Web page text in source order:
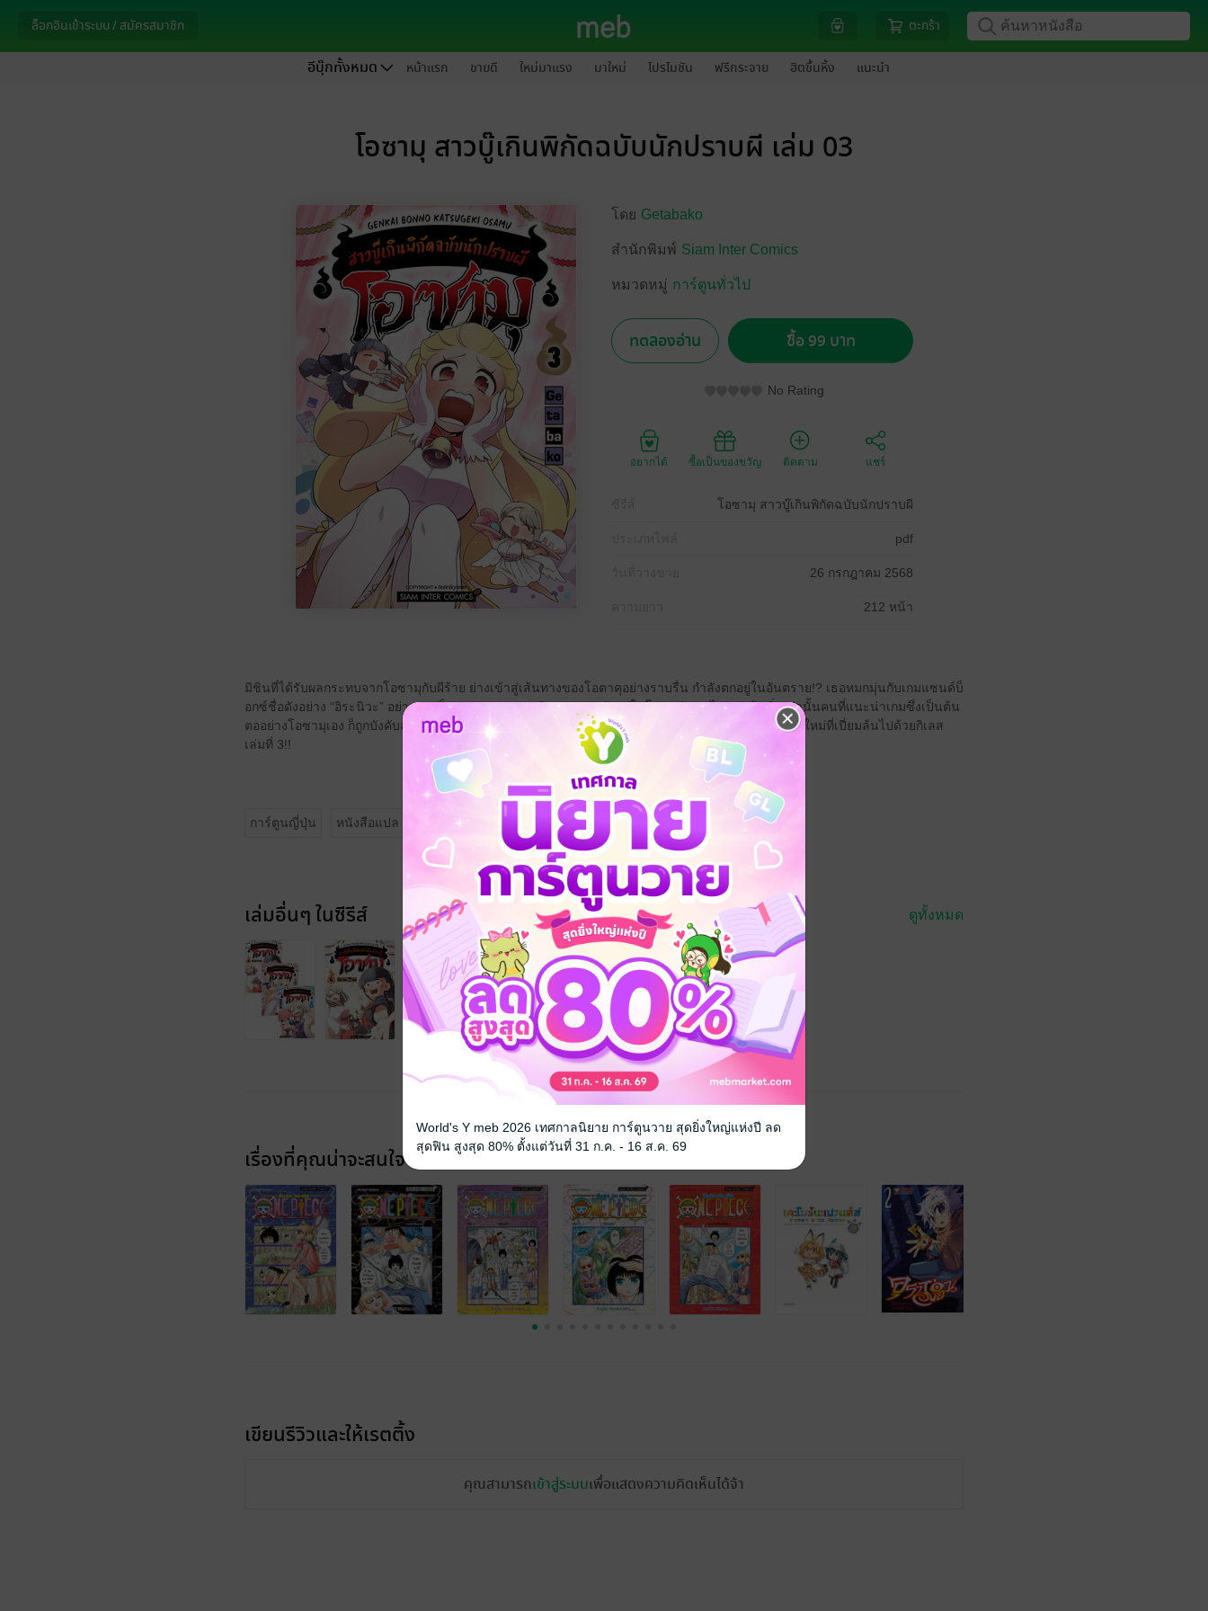
ล็อกอินเข้าระบบ / สมัครสมาชิก ตะกร้า
อีบุ๊กทั้งหมด หน้าแรก ขายดี ใหม่มาแรง มาใหม่ โปรโมชัน ฟรีกระจาย ฮิตขึ้นหิ้ง แนะนำ
โอซามุ สาวบู๊เกินพิกัดฉบับนักปราบผี เล่ม 03
โดย Getabako
สำนักพิมพ์ Siam Inter Comics
หมวดหมู่ การ์ตูนทั่วไป
ทดลองอ่าน ซื้อ 99 บาท
No Rating
อยากได้ ซื้อเป็นของขวัญ ติดตาม แชร์
โอซามุ สาวบู๊เกินพิกัดฉบับนักปราบผี
pdf
26 กรกฎาคม 2568
212 หน้า
มิชินที่ได้รับผลกระทบจากโอซามุกับผีร้าย ย่างเข้าสู่เส้นทางของโอตาคุอย่างราบรื่น กําลังตกอยู่ในอันตราย!? เธอหมกมุ่นกับเกมแซนด์บ็
อกซ์ชื่อดังอย่าง “อิระนิวะ” อย่างเอาเป็นเอาตาย จนดวงวิญญาณถูกขังอยู่ในโลกแห่งเกมไปซะแล้ว ยิ่งกว่านั้นคนที่แนะน่าเกมซึ่งเป็นต้น
ตออย่างโอซามุเอง ก็ถูกบังคับส่งเข้าไปในโลกแห่งเกมสู่การผจญภัยเพื่อช่วยมิชิน!? คอเมดี้ปราบผีสไตล์สดใหม่ที่เปี่ยมล้นไปด้วยกิเลส
เล่มที่ 3!!
การ์ตูนญี่ปุ่น หนังสือแปล
เล่มอื่นๆ ในซีรีส์ ดูทั้งหมด
เรื่องที่คุณน่าจะสนใจ
เขียนรีวิวและให้เรตติ้ง
คุณสามารถเข้าสู่ระบบเพื่อแสดงความคิดเห็นได้จ้า
World's Y meb 2026 เทศกาลนิยาย การ์ตูนวาย สุดยิ่งใหญ่แห่งปี ลด
สุดฟิน สูงสุด 80% ตั้งแต่วันที่ 31 ก.ค. - 16 ส.ค. 69